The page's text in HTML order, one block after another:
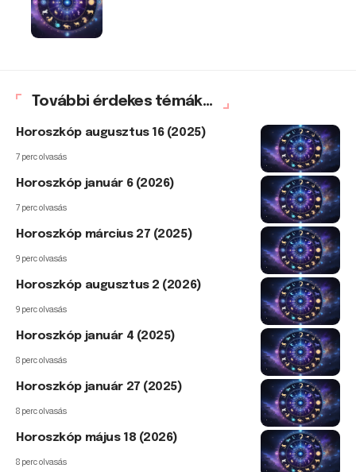
További érdekes témák...
Horoszkóp augusztus 16 (2025)
7 perc olvasás
Horoszkóp január 6 (2026)
7 perc olvasás
Horoszkóp március 27 (2025)
9 perc olvasás
Horoszkóp augusztus 2 (2026)
9 perc olvasás
Horoszkóp január 4 (2025)
8 perc olvasás
Horoszkóp január 27 (2025)
8 perc olvasás
Horoszkóp május 18 (2026)
8 perc olvasás